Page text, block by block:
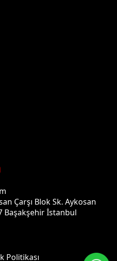
Çarşı Blok Sk. Aykosan
Başakşehir İstanbul
Politikası